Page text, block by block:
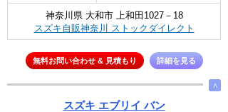
神奈川県 大和市 上和田1027－18
スズキ自販神奈川 ストックダイレクト
無料お問い合わせ & 見積もり 詳細を見る
∧
スズキ エブリイ バン